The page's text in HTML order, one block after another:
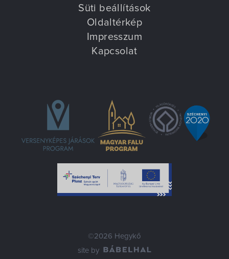
Süti beállítások
Oldaltérkép
Impresszum
Kapcsolat
©2026 Hegykő
site by